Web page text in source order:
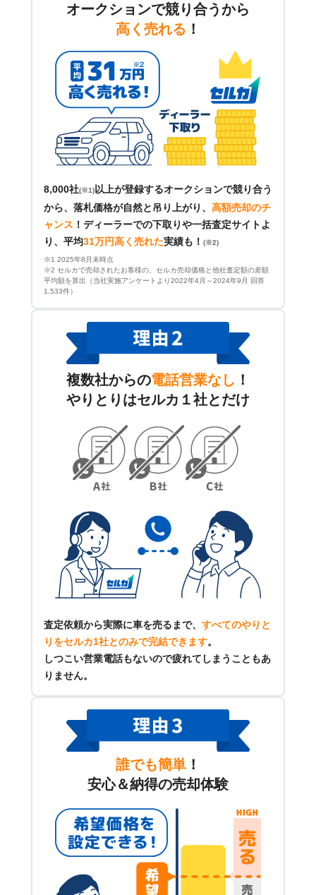
オークションで競り合うから
高く売れる ！
8,000社(※1)以上が登録するオークションで競り合う
から、落札価格が自然と吊り上がり、 高額売却のチ
ャンス ！ ディーラーでの下取りや一括査定サイトよ
り、平均31万円高く売れた実績も！ (※2)
※1 2025年8月末時点
※2 セルカで売却されたお客様の、セルカ売却価格と他社査定額の差額
平均額を算出（当社実施アンケートより2022年4月～2024年9月 回答
1,533件）
複数社からの電話営業なし ！
やりとりはセルカ１社とだけ
査定依頼から実際に車を売るまで、 すべてのやりと
りをセルカ1社とのみで完結できます。
しつこい営業電話もないので疲れてしまうこともあ
りません。
誰でも簡単 ！
安心＆納得の売却体験